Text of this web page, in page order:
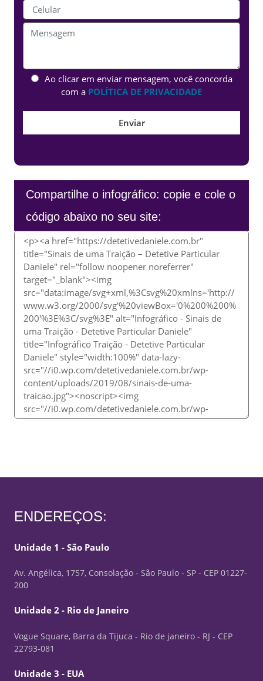
Ao clicar em enviar mensagem, você concorda
com a POLÍTICA DE PRIVACIDADE
Compartilhe o infográfico: copie e cole o
código abaixo no seu site:
ENDEREÇOS:
Unidade 1 - São Paulo
Av. Angélica, 1757, Consolação - São Paulo - SP - CEP 01227-
200
Unidade 2 - Rio de Janeiro
Vogue Square, Barra da Tijuca - Rio de janeiro - RJ - CEP
22793-081
Unidade 3 - EUA